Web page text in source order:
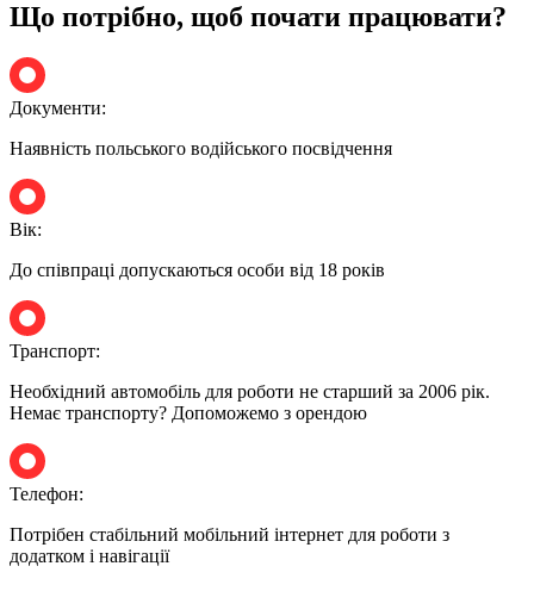
Що потрібно, щоб почати працювати?
Документи:
Наявність польського водійського посвідчення
Вік:
До співпраці допускаються особи від 18 років
Транспорт:
Необхідний автомобіль для роботи не старший за 2006 рік.
Немає транспорту? Допоможемо з орендою
Телефон:
Потрібен стабільний мобільний інтернет для роботи з
додатком і навігації